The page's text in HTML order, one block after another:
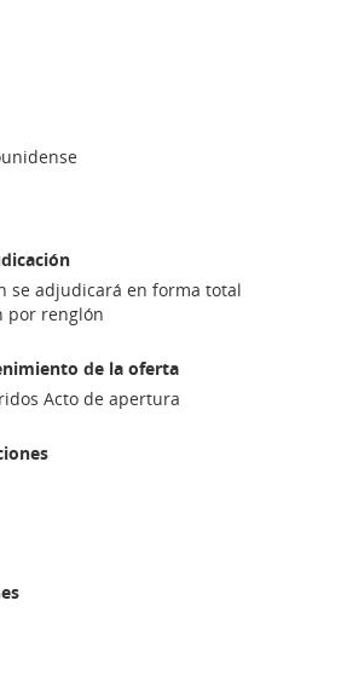
se adjudicará en forma total
por renglón
de la oferta
Acto de apertura